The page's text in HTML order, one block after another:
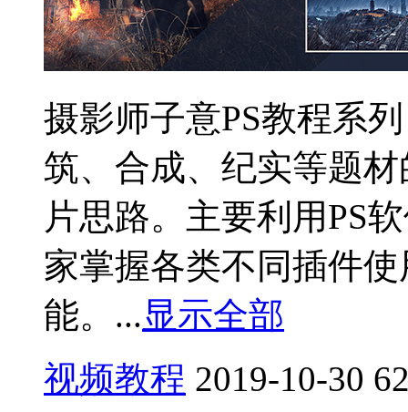
摄影师子意PS教程系
筑、合成、纪实等题
片思路。主要利用PS
家掌握各类不同插件
能。...显示全部
视频教程 2019-10-30